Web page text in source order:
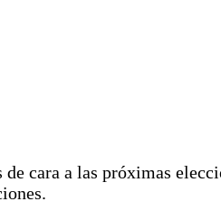
cara a las próximas